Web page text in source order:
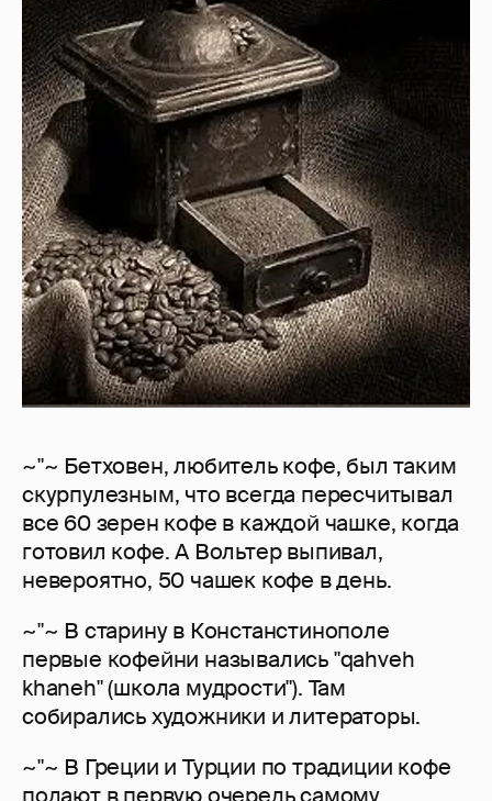
~"~ Бетховен, любитель кофе, был таким
скурпулезным, что всегда пересчитывал
все 60 зерен кофе в каждой чашке, когда
готовил кофе. А Вольтер выпивал,
невероятно, 50 чашек кофе в день.
~"~ В старину в Констанстинополе
первые кофейни назывались "qahveh
khaneh" (школа мудрости"). Там
собирались художники и литераторы.
~"~ В Греции и Турции по традиции кофе